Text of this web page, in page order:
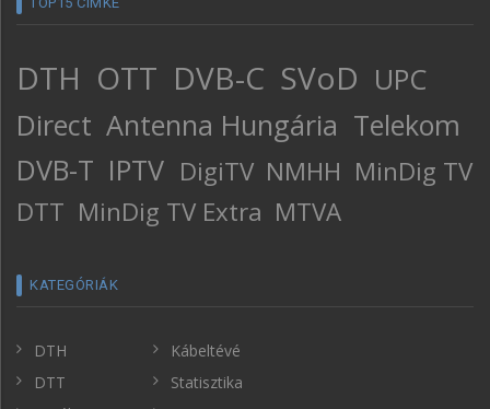
DTH OTT DVB-C SVoD UPC
Direct Antenna Hungária Telekom
DVB-T IPTV DigiTV NMHH MinDig TV
DTT MinDig TV Extra MTVA
KATEGÓRIÁK
DTH
DTT
Kábeltévé
Statisztika